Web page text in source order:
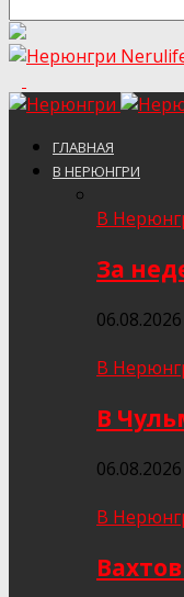
ГЛАВНАЯ
В НЕРЮНГРИ
В
За
06.08.2026
В
В
06.08.2026
В